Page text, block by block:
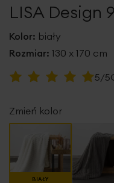
LISA Design
Kolor: biały
Rozmiar: 130 x 170 cm
Ocena:
5/5
Zmień kolor
BIAŁY